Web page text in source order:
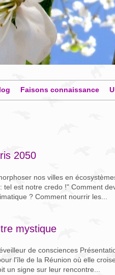
Faisons connaissance
2050
nos villes en
tel est notre credo !" Comment
? Comment nourrir les...
mystique
de consciences
l'île de la Réunion où elle
un signe sur leur rencontre...